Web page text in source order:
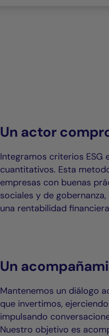
Un actor
Integramos criterios ESG
cuantitativos. Esta
empresas con buenas
sociales y de
una rentabilidad
Un
Mantenemos un diálogo
que invertimos,
impulsando
Nuestro objetivo es